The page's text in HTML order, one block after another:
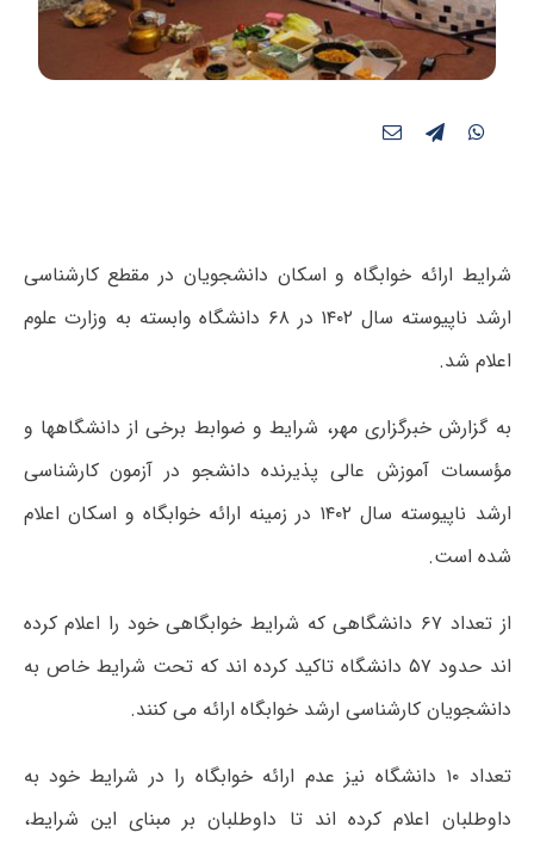
شرایط ارائه خوابگاه و اسکان دانشجویان در مقطع کارشناسی
ارشد ناپیوسته سال ۱۴۰۲ در ۶۸ دانشگاه وابسته به وزارت علوم
اعلام شد.
به گزارش خبرگزاری مهر، شرایط و ضوابط برخی از دانشگاهها و
مؤسسات آموزش عالی پذیرنده دانشجو در آزمون کارشناسی
ارشد ناپیوسته سال ۱۴۰۲ در زمینه ارائه خوابگاه و اسکان اعلام
شده است.
از تعداد ۶۷ دانشگاهی که شرایط خوابگاهی خود را اعلام کرده
اند حدود ۵۷ دانشگاه تاکید کرده اند که تحت شرایط خاص به
دانشجویان کارشناسی ارشد خوابگاه ارائه می کنند.
تعداد ۱۰ دانشگاه نیز عدم ارائه خوابگاه را در شرایط خود به
داوطلبان اعلام کرده اند تا داوطلبان بر مبنای این شرایط،